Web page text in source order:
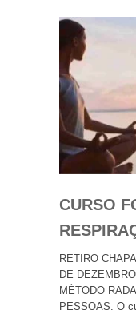
CURSO
RETIRO
DE
MÉTODO
PESSOAS. O